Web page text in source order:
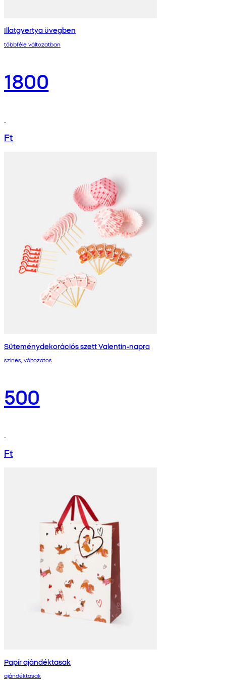
Illatgyertya üvegben
többféle változatban
1800
Ft
Süteménydekorációs szett Valentin-napra
színes, változatos
500
Ft
Papír ajándéktasak
ajándéktasak